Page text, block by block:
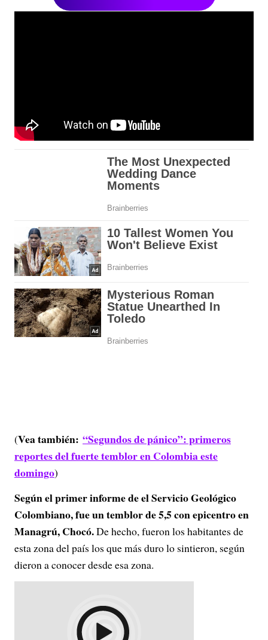
(Vea también: “Segundos de pánico”: primeros
reportes del fuerte temblor en Colombia este
domingo)
Según el primer informe de el Servicio Geológico
Colombiano, fue un temblor de 5,5 con epicentro en
Managrú, Chocó.De hecho, fueron los habitantes de
esta zona del país los que más duro lo sintieron, según
dieron a conocer desde esa zona.